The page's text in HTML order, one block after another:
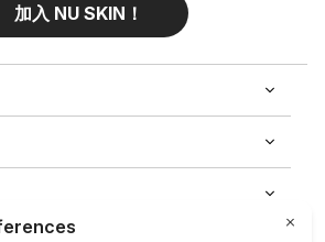
加入 NU SKIN！